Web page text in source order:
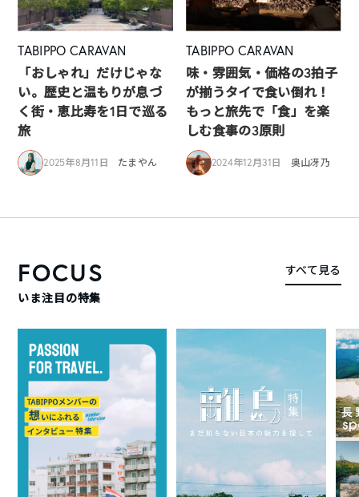
TABIPPO CARAVAN
「おしゃれ」だけじゃな
い。歴史と温もりが息づ
く街・恵比寿を1日で巡る
旅
2025年8月11日 たまやん
TABIPPO CARAVAN
味・雰囲気・価格の3拍子
が揃うタイで食い倒れ！
もっと旅先で「食」を楽
しむ食事の3原則
2024年12月31日 奥山冴乃
FOCUS
いま注目の特集
すべて見る